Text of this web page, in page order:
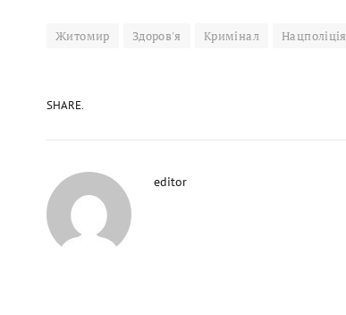
Житомир Здоров'я Кримінал Нацполіція
SHARE.
editor